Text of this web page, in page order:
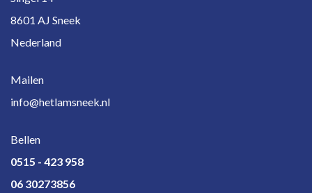
8601 AJ Sneek
Nederland
Mailen
info@hetlamsneek.nl
Bellen
0515 - 423 958
06 30273856